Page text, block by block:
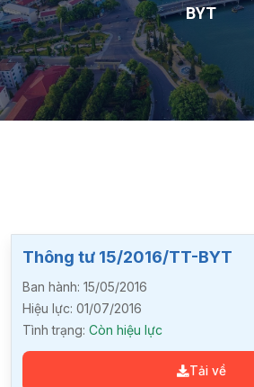
BYT
Thông tư 15/2016/TT-BYT
Ban hành: 15/05/2016
Hiệu lực: 01/07/2016
Tình trạng: Còn hiệu lực
Tải về